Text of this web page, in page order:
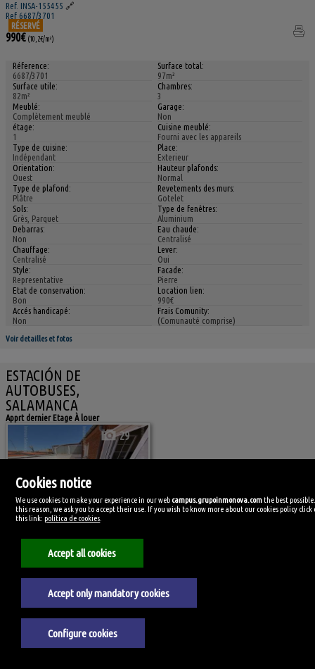
Ref. INSA-155455 🔗
Ref 6687/3701
RÉSERVÉ
990€ (10,2€/m²)
Réference:
6687/3701
Surface total:
97m²
Surface utile:
82m²
Chambres:
3
Meublé:
Complètement meublé
Garage:
Non
étage:
1
Cuisine meublé:
Fourni avec les appareils
Type de cuisine:
Indépendant
Place:
Exterieur
Orientation:
Ouest
Hauteur plafonds:
Normal
Type de plafond:
Plâtre
Revetements des murs:
Gotelet
Sols:
Grès, Parquet
Type de fenêtres:
Aluminium
Debarras:
Non
Eau chaude:
Centralisé
Chauffage:
Centralisé
Lever:
Oui
Style:
Representative
Facade:
Pierre
Etat de conservation:
Bon
Location lien:
990€
Accés handicapé:
Non
Frais Comunity:
(Comunauté comprise)
Voir detailles et fotos
ESTACIÓN DE
AUTOBUSES,
SALAMANCA
Apprt dernier Etage À louer
<
29
900€ (9,44€/m²)
Réference:
Surface total:
Cookies notice
We use cookies to make your experience in our web campus.grupoinmonova.comthe best
this reason, we ask you to accept their use. If you wish to know more about our cookies policy click
this link:política de cookies
Accept all cookies
Accept only mandatory cookies
Configure cookies